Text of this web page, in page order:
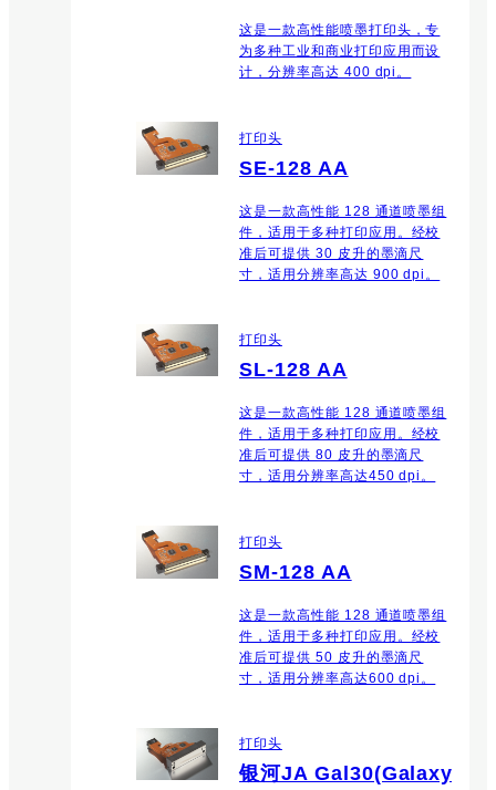
这是一款高性能喷墨打印头，专
为多种工业和商业打印应用而设
计，分辨率高达 400 dpi。
打印头
SE-128 AA
这是一款高性能 128 通道喷墨组
件，适用于多种打印应用。经校
准后可提供 30 皮升的墨滴尺
寸，适用分辨率高达 900 dpi。
打印头
SL-128 AA
这是一款高性能 128 通道喷墨组
件，适用于多种打印应用。经校
准后可提供 80 皮升的墨滴尺
寸，适用分辨率高达450 dpi。
打印头
SM-128 AA
这是一款高性能 128 通道喷墨组
件，适用于多种打印应用。经校
准后可提供 50 皮升的墨滴尺
寸，适用分辨率高达600 dpi。
打印头
银河JA Gal30(Galaxy